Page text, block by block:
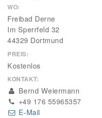
WO:
Freibad Derne
Im Sperrfeld 32
44329 Dortmund
PREIS:
Kostenlos
KONTAKT:
Bernd Weiermann
‭+49 176 55965357‬
E-Mail